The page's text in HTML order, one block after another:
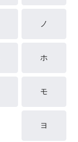
ノ
ホ
モ
ヨ